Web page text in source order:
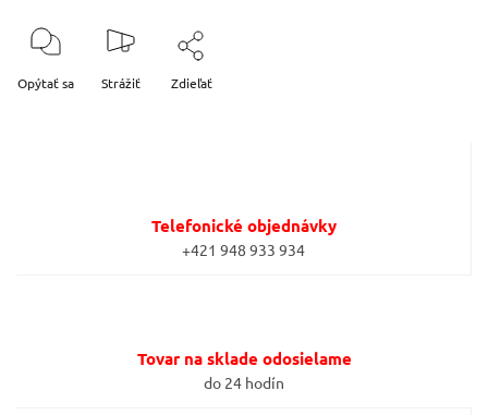
Opýtať sa Strážiť Zdieľať
Telefonické objednávky
+421 948 933 934
Tovar na sklade odosielame
do 24 hodín